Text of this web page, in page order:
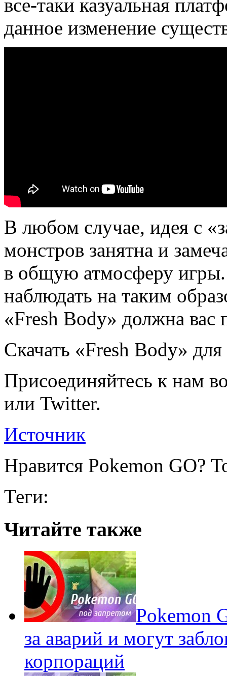
все-таки казуальная
данное изменение
В любом случае, идея с
монстров занятна и
в общую атмосферу
наблюдать на таким
«Fresh Body» должна вас
Скачать «Fresh Body»
Присоединяйтесь к нам
или Twitter.
Источник
Нравится Pokemon GO?
Теги:
Читайте также
Pokеmon
за аварий и могут
корпораций